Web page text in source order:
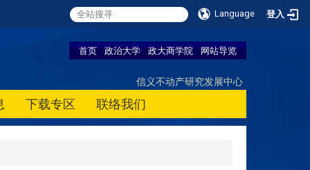
Language 登入
首页 政治大学 政大商学院 网站导览
信义不动产研究发展中心
下载专区 联络我们